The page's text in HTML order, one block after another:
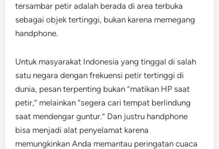
tersambar petir adalah berada di area terbuka
sebagai objek tertinggi, bukan karena memegang
handphone.
Untuk masyarakat Indonesia yang tinggal di salah
satu negara dengan frekuensi petir tertinggi di
dunia, pesan terpenting bukan “matikan HP saat
petir,” melainkan “segera cari tempat berlindung
saat mendengar guntur.” Dan justru handphone
bisa menjadi alat penyelamat karena
memungkinkan Anda memantau peringatan cuaca